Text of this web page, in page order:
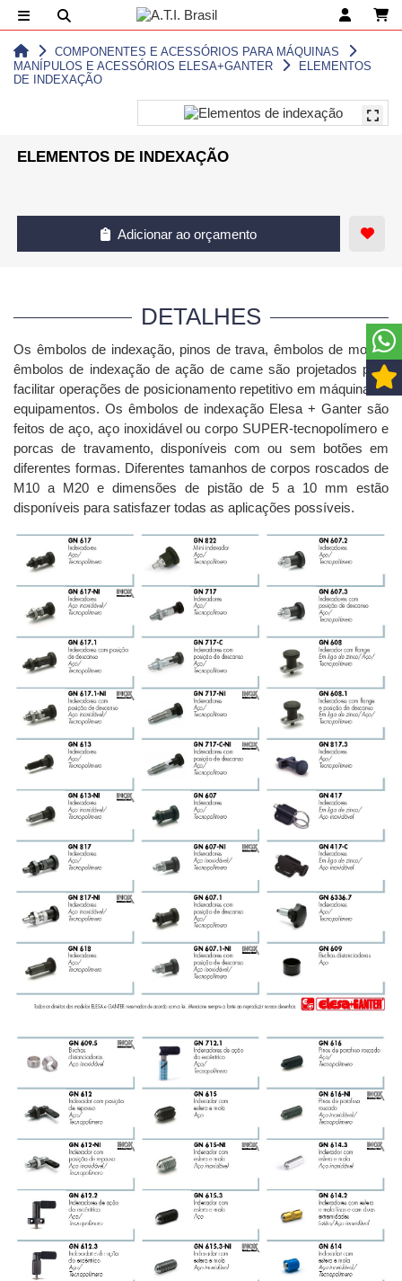
COMPONENTES E ACESSÓRIOS PARA MÁQUINAS
MANÍPULOS E ACESSÓRIOS ELESA+GANTER
ELEMENTOS
DE INDEXAÇÃO
ELEMENTOS DE INDEXAÇÃO
Adicionar ao orçamento
DETALHES
Os êmbolos de indexação, pinos de trava, êmbolos de mola e
êmbolos de indexação de ação de came são projetados para
facilitar operações de posicionamento repetitivo em máquinas e
equipamentos. Os êmbolos de indexação Elesa + Ganter são
feitos de aço, aço inoxidável ou corpo SUPER-tecnopolímero e
porcas de travamento, disponíveis com ou sem botões em
diferentes formas. Diferentes tamanhos de corpos roscados de
M10 a M20 e dimensões de pistão de 5 a 10 mm estão
disponíveis para satisfazer todas as aplicações possíveis.